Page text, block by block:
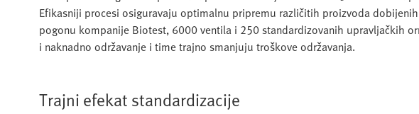
Efikasniji procesi osiguravaju optimalnu pripremu različitih proizvoda
pogonu kompanije Biotest, 6000 ventila i 250 standardizovanih upravljačkih
i naknadno održavanje i time trajno smanjuju troškove održavanja.
Trajni efekat standardizacije